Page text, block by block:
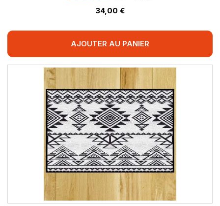
34,00 €
AJOUTER AU PANIER